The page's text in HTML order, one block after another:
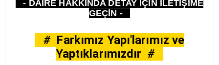
- DAİRE HAKKINDA DETAY İÇİN İLETİŞİME
GEÇİN -
#Farkımız Yapı'larımız ve
Yaptıklarımızdır #